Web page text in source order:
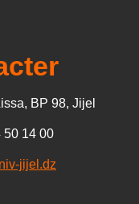
BP 98, Jijel
50 14 00
jijel.dz